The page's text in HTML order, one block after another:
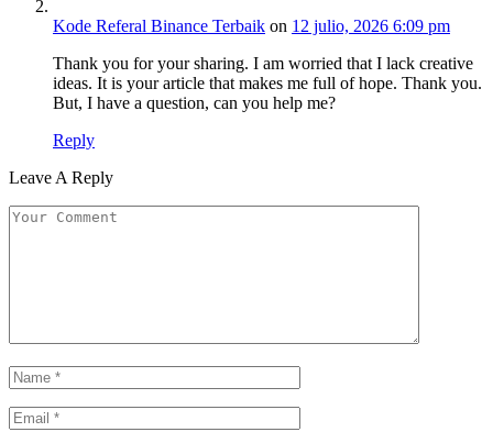
Kode Referal Binance Terbaik on 12 julio, 2026 6:09 pm
Thank you for your sharing. I am worried that I lack creative
ideas. It is your article that makes me full of hope. Thank you.
But, I have a question, can you help me?
Reply
Leave A Reply